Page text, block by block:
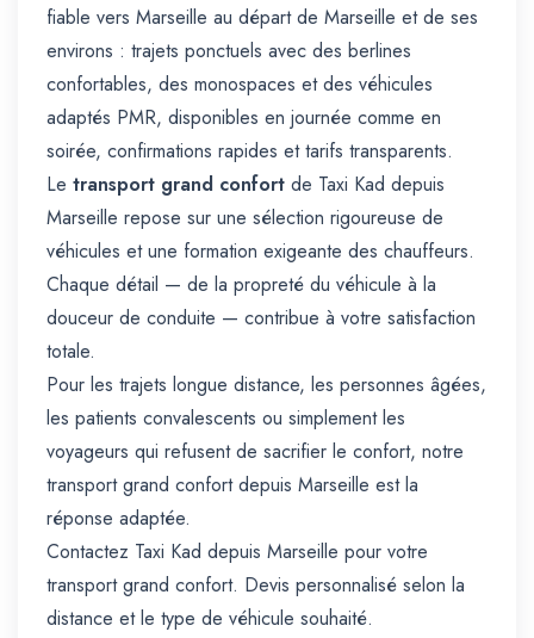
fiable vers Marseille au départ de Marseille et de ses
environs : trajets ponctuels avec des berlines
confortables, des monospaces et des véhicules
adaptés PMR, disponibles en journée comme en
soirée, confirmations rapides et tarifs transparents.
Le transport grand confort de Taxi Kad depuis
Marseille repose sur une sélection rigoureuse de
véhicules et une formation exigeante des chauffeurs.
Chaque détail — de la propreté du véhicule à la
douceur de conduite — contribue à votre satisfaction
totale.
Pour les trajets longue distance, les personnes âgées,
les patients convalescents ou simplement les
voyageurs qui refusent de sacrifier le confort, notre
transport grand confort depuis Marseille est la
réponse adaptée.
Contactez Taxi Kad depuis Marseille pour votre
transport grand confort. Devis personnalisé selon la
distance et le type de véhicule souhaité.